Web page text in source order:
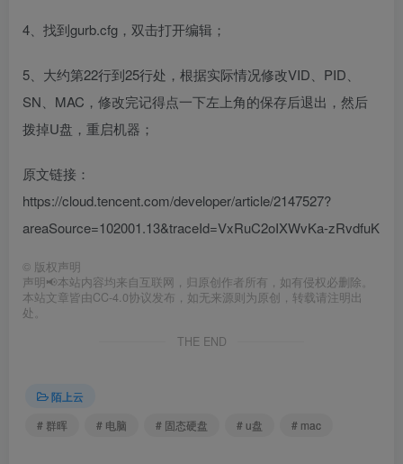
4、找到gurb.cfg，双击打开编辑；
5、大约第22行到25行处，根据实际情况修改VID、PID、
SN、MAC，修改完记得点一下左上角的保存后退出，然后
拨掉U盘，重启机器；
原文链接：
https://cloud.tencent.com/developer/article/2147527?
areaSource=102001.13&traceId=VxRuC2oIXWvKa-zRvdfuK
© 版权声明
声明📢本站内容均来自互联网，归原创作者所有，如有侵权必删除。
本站文章皆由CC-4.0协议发布，如无来源则为原创，转载请注明出
处。
THE END
陌上云
# 群晖
# 电脑 # 固态硬盘 # u盘 # mac